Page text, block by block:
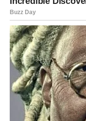
pažljivo.
Lavovi i Ovnovi –